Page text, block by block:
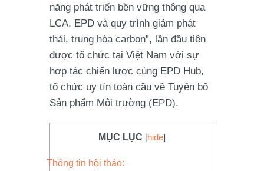
năng phát triển bền vững thông qua
LCA, EPD và quy trình giảm phát
thải, trung hòa carbon”, lần đầu tiên
được tổ chức tại Việt Nam với sự
hợp tác chiến lược cùng EPD Hub,
tổ chức uy tín toàn cầu về Tuyên bố
Sản phẩm Môi trường (EPD).
MỤC LỤC [hide]
Thông tin hội thảo: